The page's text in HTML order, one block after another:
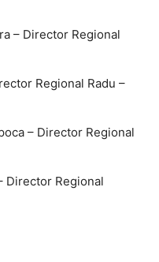
– Director Regional
Regional Radu –
– Director Regional
Director Regional